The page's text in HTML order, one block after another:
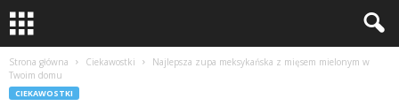
Strona główna Ciekawostki
Najlepsza zupa meksykańska z mięsem mielonym w
Twoim domu
CIEKAWOSTKI